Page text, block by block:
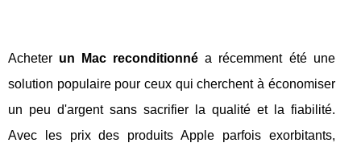
Acheter un Mac reconditionné a récemment été une
solution populaire pour ceux qui cherchent à économiser
un peu d'argent sans sacrifier la qualité et la fiabilité.
Avec les prix des produits Apple parfois exorbitants,